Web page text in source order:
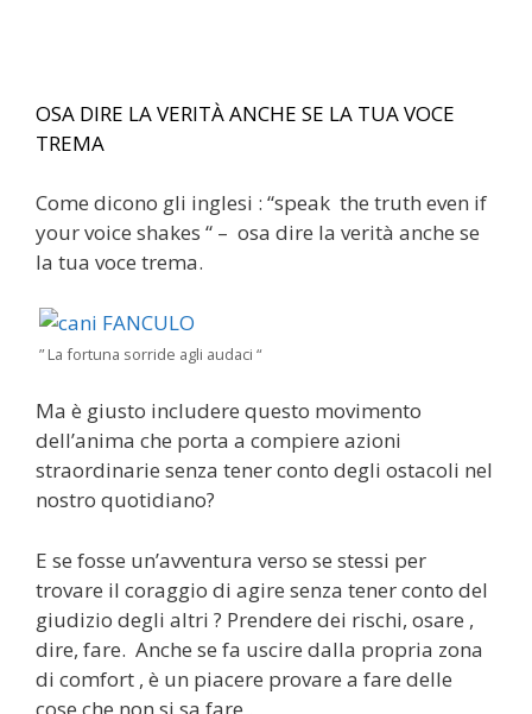
OSA DIRE LA VERITÀ ANCHE SE LA TUA VOCE
TREMA
Come dicono gli inglesi : “speak the truth even if
your voice shakes “ – osa dire la verità anche se
la tua voce trema.
” La fortuna sorride agli audaci “
Ma è giusto includere questo movimento
dell’anima che porta a compiere azioni
straordinarie senza tener conto degli ostacoli nel
nostro quotidiano?
E se fosse un’avventura verso se stessi per
trovare il coraggio di agire senza tener conto del
giudizio degli altri ? Prendere dei rischi, osare ,
dire, fare. Anche se fa uscire dalla propria zona
di comfort , è un piacere provare a fare delle
cose che non si sa fare .